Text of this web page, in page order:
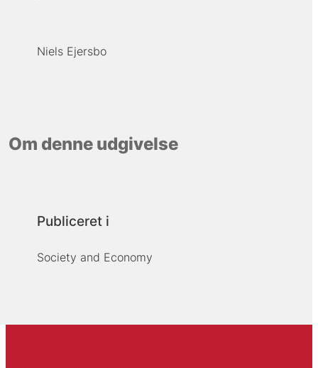
Niels Ejersbo
Om denne udgivelse
Publiceret i
Society and Economy